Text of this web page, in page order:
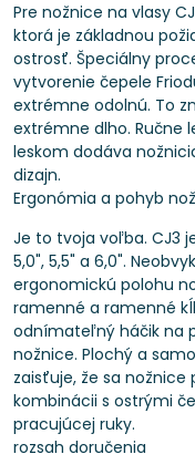
Pre nožnice na vlasy
ktorá je základnou
ostrosť. Špeciálny
vytvorenie čepele
extrémne odolnú. To
extrémne dlho. Ručne
leskom dodáva
dizajn.
Ergonómia a pohyb
Je to tvoja voľba. CJ3
5,0", 5,5" a 6,0".
ergonomickú polohu
ramenné a ramenné
odnímateľný háčik na
nožnice. Plochý a
zaisťuje, že sa nožnice
kombinácii s ostrými
pracujúcej ruky.
rozsah doručenia